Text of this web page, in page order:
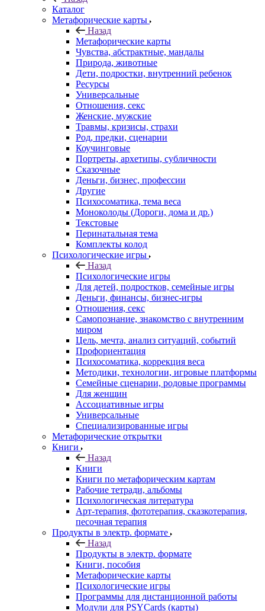
Каталог
Mетафорические карты
Назад
Mетафорические карты
Чувства, абстрактные, мандалы
Природа, животные
Дети, подростки, внутренний ребенок
Ресурсы
Универсальные
Отношения, секс
Женские, мужские
Травмы, кризисы, страхи
Род, предки, сценарии
Коучинговые
Портреты, архетипы, субличности
Сказочные
Деньги, бизнес, профессии
Другие
Психосоматика, тема веса
Моноколоды (Дороги, дома и др.)
Текстовые
Перинатальная тема
Комплекты колод
Психологические игры
Назад
Психологические игры
Для детей, подростков, семейные игры
Деньги, финансы, бизнес-игры
Отношения, секс
Самопознание, знакомство с внутренним
миром
Цель, мечта, анализ ситуаций, событий
Профориентация
Психосоматика, коррекция веса
Методики, технологии, игровые платформы
Семейные сценарии, родовые программы
Для женщин
Ассоциативные игры
Универсальные
Специализированные игры
Метафорические открытки
Книги
Назад
Книги
Книги по метафорическим картам
Рабочие тетради, альбомы
Психологическая литература
Арт-терапия, фототерапия, сказкотерапия,
песочная терапия
Продукты в электр. формате
Назад
Продукты в электр. формате
Книги, пособия
Метафорические карты
Психологические игры
Программы для дистанционной работы
Модули для PSYCards (карты)